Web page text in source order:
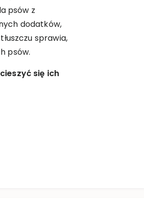
psów z
dodatków,
sprawia,
psów.
się ich